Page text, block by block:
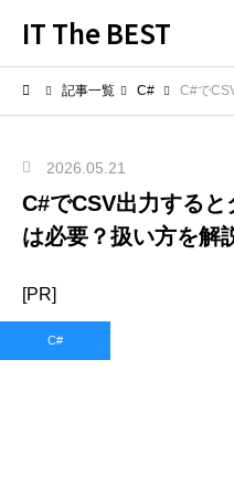
IT The BEST
記事一覧 C# C#でCSV出
2026.05.21
C#でCSV出力する
は必要？扱い方を解
[PR]
C#